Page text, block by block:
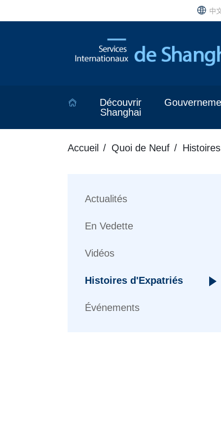
中
Découvrir
Shanghai
Accueil Quoi de Neuf
Actualités
En Vedette
Vidéos
Histoires d'Expatriés
Événements